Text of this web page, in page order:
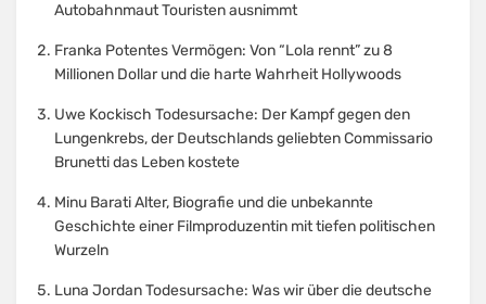
Autobahnmaut Touristen ausnimmt
Franka Potentes Vermögen: Von “Lola rennt” zu 8
Millionen Dollar und die harte Wahrheit Hollywoods
Uwe Kockisch Todesursache: Der Kampf gegen den
Lungenkrebs, der Deutschlands geliebten Commissario
Brunetti das Leben kostete
Minu Barati Alter, Biografie und die unbekannte
Geschichte einer Filmproduzentin mit tiefen politischen
Wurzeln
Luna Jordan Todesursache: Was wir über die deutsche